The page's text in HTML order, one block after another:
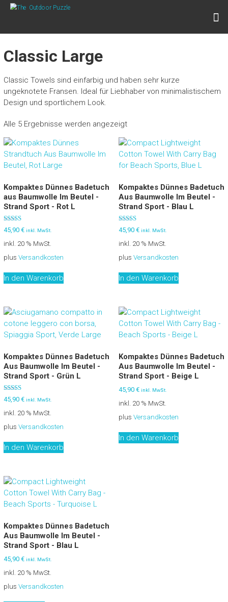
ZumTHE OUTDOOR PUZZLE
Classic Large
Classic Towels sind einfarbig und haben sehr kurze
ungeknotete Fransen. Ideal für Liebhaber von minimalistischem
Design und sportlichem Look.
Alle 5 Ergebnisse werden angezeigt
Kompaktes Dünnes Badetuch
aus Baumwolle Im Beutel -
Strand Sport - Rot L
Bewertet mit
5.00
von 5
45,90 € inkl. MwSt.
inkl. 20 % MwSt.
plus Versandkosten
In den Warenkorb
Kompaktes Dünnes Badetuch
Aus Baumwolle Im Beutel -
Strand Sport - Blau L
Bewertet mit
5.00
von 5
45,90 € inkl. MwSt.
inkl. 20 % MwSt.
plus Versandkosten
In den Warenkorb
Kompaktes Dünnes Badetuch
Aus Baumwolle Im Beutel -
Strand Sport - Grün L
Bewertet mit
5.00
von 5
45,90 € inkl. MwSt.
inkl. 20 % MwSt.
plus Versandkosten
In den Warenkorb
Kompaktes Dünnes Badetuch
Aus Baumwolle Im Beutel -
Strand Sport - Beige L
45,90 € inkl. MwSt.
inkl. 20 % MwSt.
plus Versandkosten
In den Warenkorb
Kompaktes Dünnes Badetuch
Aus Baumwolle Im Beutel -
Strand Sport - Blau L
45,90 € inkl. MwSt.
inkl. 20 % MwSt.
plus Versandkosten